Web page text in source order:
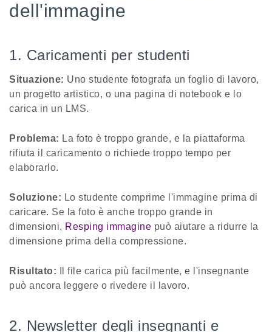
dell'immagine
1. Caricamenti per studenti
Situazione: Uno studente fotografa un foglio di lavoro,
un progetto artistico, o una pagina di notebook e lo
carica in un LMS.
Problema: La foto è troppo grande, e la piattaforma
rifiuta il caricamento o richiede troppo tempo per
elaborarlo.
Soluzione: Lo studente comprime l'immagine prima di
caricare. Se la foto è anche troppo grande in
dimensioni, Resping immagine può aiutare a ridurre la
dimensione prima della compressione.
Risultato: Il file carica più facilmente, e l'insegnante
può ancora leggere o rivedere il lavoro.
2. Newsletter degli insegnanti e